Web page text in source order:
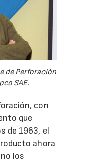
de Perforación
SAE.
con
que
de 1963, el
ahora
los